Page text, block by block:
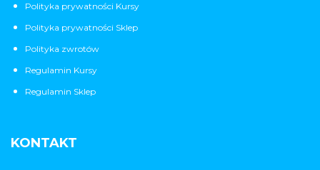
Polityka prywatności Kursy
Polityka prywatności Sklep
Polityka zwrotów
Regulamin Kursy
Regulamin Sklep
KONTAKT